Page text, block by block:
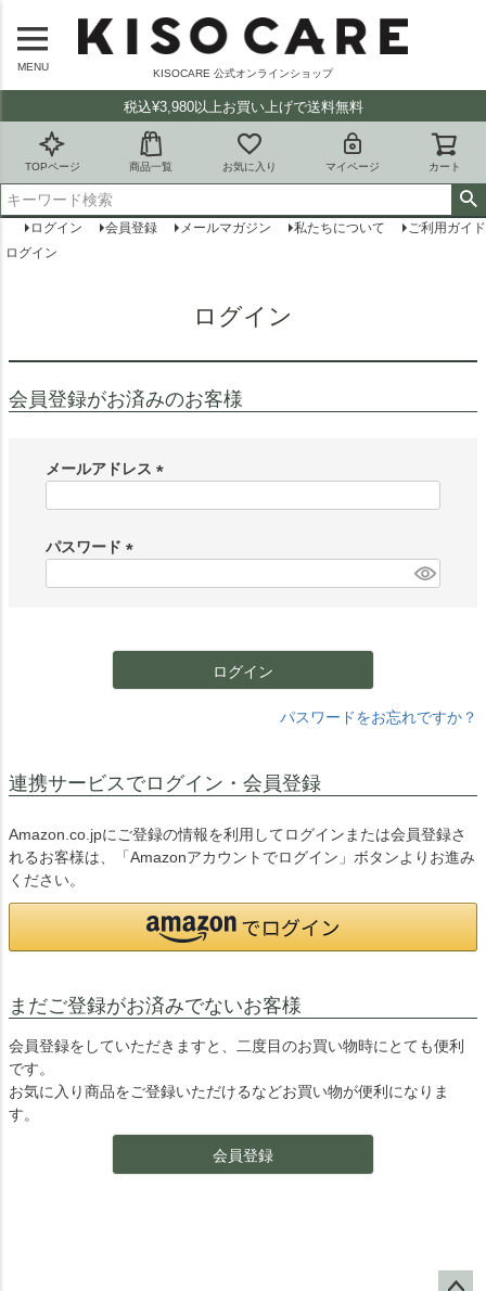
MENU
KISOCARE 公式オンラインショップ
税込¥3,980以上お買い上げで送料無料
TOPページ 商品一覧 お気に入り マイページ カート
ログイン 会員登録 メールマガジン 私たちについて
ご利用ガイド
ログイン
ログイン
会員登録がお済みのお客様
メールアドレス
)
パスワード
ログイン
パスワードをお忘れですか？
連携サービスでログイン・会員登録
Amazon.co.jpにご登録の情報を利用してログインまたは会員登録さ
れるお客様は、「Amazonアカウントでログイン」ボタンよりお進み
ください。
まだご登録がお済みでないお客様
会員登録をしていただきますと、二度目のお買い物時にとても便利
です。
お気に入り商品をご登録いただけるなどお買い物が便利になりま
す。
会員登録